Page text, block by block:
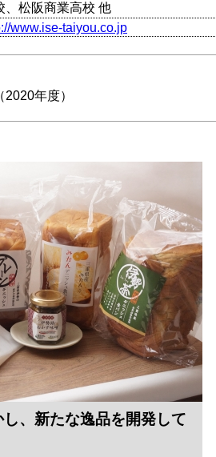
、松阪商業高校 他
www.ise-taiyou.co.jp
年度）
、新たな逸品を開発して